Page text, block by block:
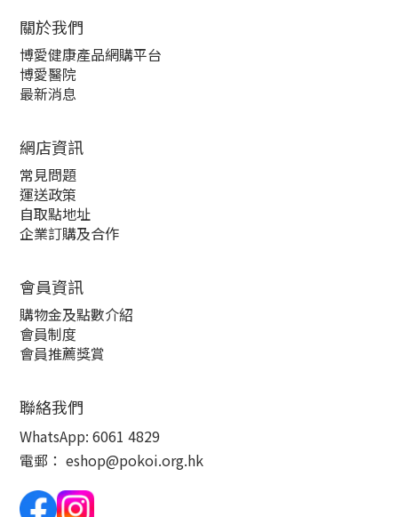
關於我們‎
博愛健康產品網購平台
博愛醫院
最新消息
網店資訊
常見問題
運送政策
自取點地址
企業訂購及合作
會員資訊
購物金及點數介紹
會員制度
會員推薦獎賞
聯絡我們
WhatsApp: 6061 4829
電郵： eshop@pokoi.org.hk